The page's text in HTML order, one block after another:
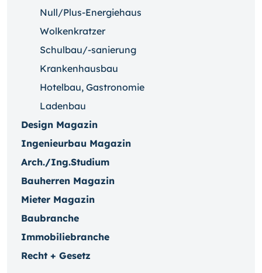
Null/Plus-Energiehaus
Wolkenkratzer
Schulbau/-sanierung
Krankenhausbau
Hotelbau, Gastronomie
Ladenbau
Design Magazin
Ingenieurbau Magazin
Arch./Ing.Studium
Bauherren Magazin
Mieter Magazin
Baubranche
Immobiliebranche
Recht + Gesetz